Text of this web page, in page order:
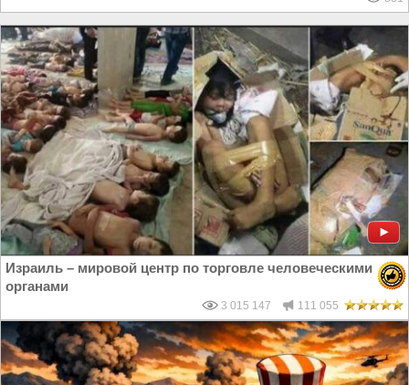
Израиль – мировой центр по торговле человеческими
органами
3 015 147 111 055